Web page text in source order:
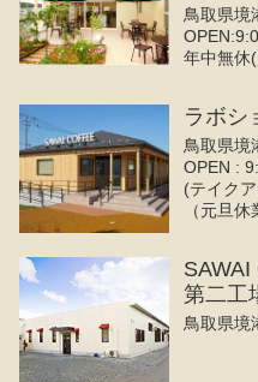
鳥取県境
年中無休
ラボシ
鳥取県境
OPEN :
(テイク
（元旦休
第二工
鳥取県境